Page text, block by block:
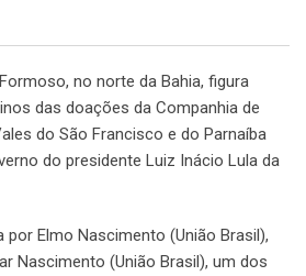
no norte da Bahia, figura
das doações da Companhia de
do São Francisco e do Parnaíba
do presidente Luiz Inácio Lula da
por Elmo Nascimento (União Brasil),
Nascimento (União Brasil), um dos